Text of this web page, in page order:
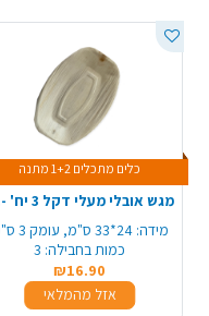
כלים מתכלים 1+2 מתנה
מידה: 24*33 ס"מ, עומק 3 ס"מ
כמות בחבילה: 3
₪16.90
אזל מהמלאי